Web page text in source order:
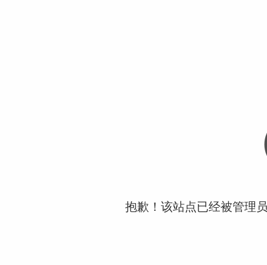
抱歉！该站点已经被管理